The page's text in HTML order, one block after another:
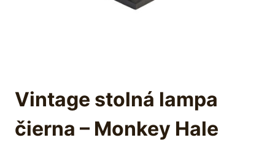
Vintage stolná lampa
čierna – Monkey Hale